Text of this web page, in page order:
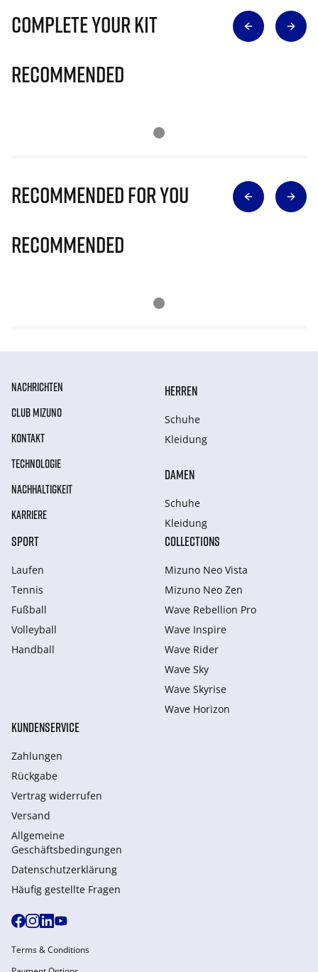
Complete Your Kit
Recommended
Recommended for you
Recommended
NACHRICHTEN
CLUB MIZUNO
KONTAKT
TECHNOLOGIE
NACHHALTIGKEIT
KARRIERE
HERREN
Schuhe
Kleidung
DAMEN
Schuhe
Kleidung
SPORT
Laufen
Tennis
Fußball
Volleyball
Handball
COLLECTIONS
Mizuno Neo Vista
Mizuno Neo Zen
Wave Rebellion Pro
Wave Inspire
Wave Rider
Wave Sky
Wave Skyrise
Wave Horizon
KUNDENSERVICE
Zahlungen
Rückgabe
Vertrag widerrufen
Versand
Allgemeine
Geschäftsbedingungen
Datenschutzerklärung
Häufig gestellte Fragen
Terms & Conditions